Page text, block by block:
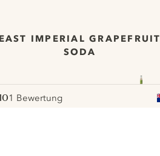
IMPERIAL GRAPEFRUIT
SODA
1 Bewertung